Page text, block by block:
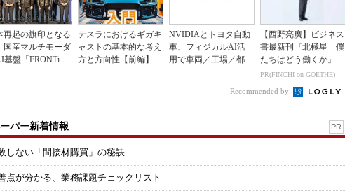
再起の旗印となる
国産マルチモーダ
基盤「FRONTi
テスラにおけるギガキ
ャストの基本的な考え
方と方向性【前編】
NVIDIAとトヨタ自動
車、フィジカルAI活
用で車両／工場／都市
【西野亮廣】ビジネス
書最新刊『北極星 僕
たちはどう働くか』
PR(FINCHI on GOETHE)
Recommended by
パー新着情報 PR
しない「間接材購買」の秘訣
点が分かる、業務課題チェックリスト